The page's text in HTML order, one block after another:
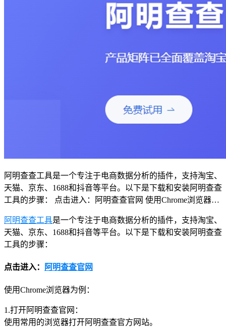
阿明查查工具是一个专注于电商数据分析的插件，支持淘宝、
天猫、京东、1688和抖音等平台。以下是下载和安装阿明查查
工具的步骤： 点击进入：阿明查查官网 使用Chrome浏览器…
阿明查查工具是一个专注于电商数据分析的插件，支持淘宝、
天猫、京东、1688和抖音等平台。以下是下载和安装阿明查查
工具的步骤：
点击进入： 阿明查查官网
使用Chrome浏览器为例：
1.打开阿明查查官网：
使用常用的浏览器打开阿明查查官方网站。